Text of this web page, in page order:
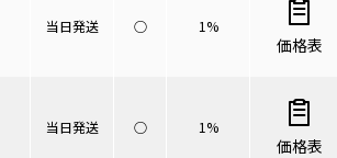
当日発送 ○ 1%
価格表
当日発送 ○ 1%
価格表